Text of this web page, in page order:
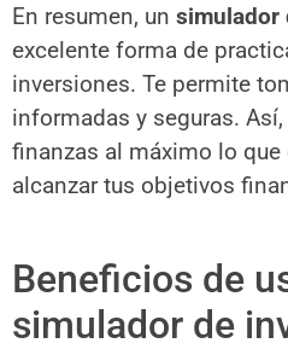
En resumen, un simulador
excelente forma de
inversiones. Te permite
informadas y seguras.
finanzas al máximo lo que
alcanzar tus objetivos
Beneficios de
simulador de